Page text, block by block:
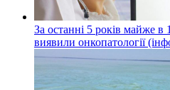
За останні 5 років майже
виявили онкопатології